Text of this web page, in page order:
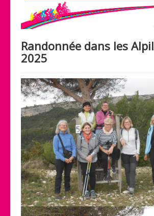
Nos partenaires
Liens
Contact
Accueil
Le club
Calendrier des activités
Manifestations
Photos et Vidéos
Randonnée dans les
2025